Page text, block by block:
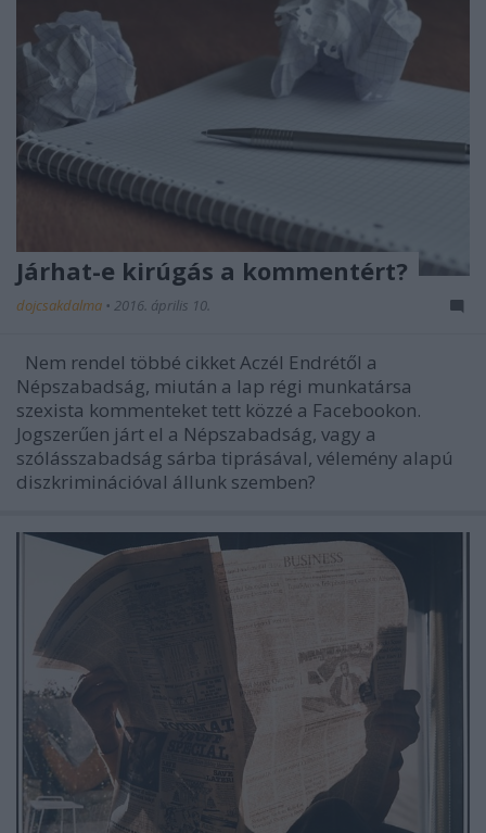
Járhat-e kirúgás a kommentért?
dojcsakdalma • 2016. április 10.
Nem rendel többé cikket Aczél Endrétől a
Népszabadság, miután a lap régi munkatársa
szexista kommenteket tett közzé a Facebookon.
Jogszerűen járt el a Népszabadság, vagy a
szólásszabadság sárba tiprásával, vélemény alapú
diszkriminációval állunk szemben?